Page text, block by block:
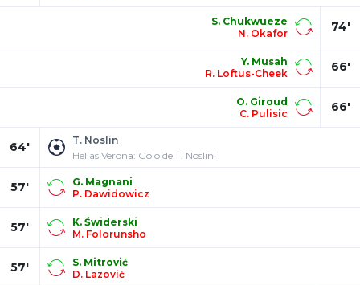
74'
S. Chukwueze
N. Okafor
66'
Y. Musah
R. Loftus-Cheek
66'
O. Giroud
C. Pulisic
64'
T. Noslin
Hellas Verona: Golo de T. Noslin!
57'
G. Magnani
P. Dawidowicz
57'
K. Świderski
M. Folorunsho
57'
S. Mitrović
D. Lazović